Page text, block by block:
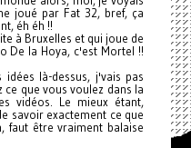
joué par Fat 32, bref, ça
éh éh !!
à Bruxelles et qui joue de
De la Hoya, c'est Mortel !!
là-dessus, j'vais pas
que vous voulez dans la
vidéos. Le mieux étant,
savoir exactement ce que
faut être vraiment balaise